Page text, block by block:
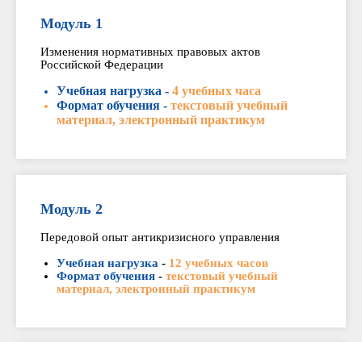
Модуль 1
Изменения нормативных правовых актов
Российской Федерации
Учебная нагрузка - 4 учебных часа
Формат обучения - текстовый учебный
материал, электронный практикум
Модуль 2
Передовой опыт антикризисного управления
Учебная нагрузка - 12 учебных часов
Формат обучения - текстовый учебный
материал, электронный практикум